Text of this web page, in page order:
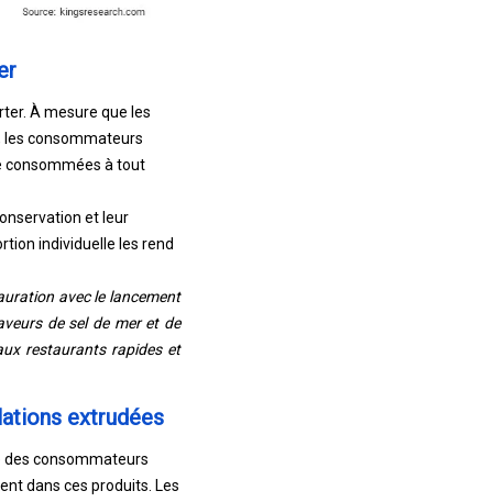
À mesure que les
les consommateurs
consommées à tout
et leur
individuelle les rend
avec le lancement
de sel de mer et de
restaurants rapides et
extrudées
des consommateurs
dans ces produits. Les